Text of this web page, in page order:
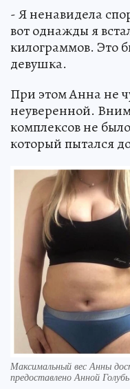
- Я ненавидела
вот однажды я
килограммов. Это
девушка.
При этом Анна не
неуверенной.
комплексов не
который пытался
Максимальный вес Анны
предоставлено Анной Голубь